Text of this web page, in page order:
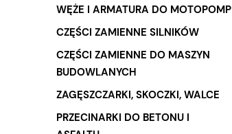
WĘŻE I ARMATURA DO MOTOPOMP
CZĘŚCI ZAMIENNE SILNIKÓW
CZĘŚCI ZAMIENNE DO MASZYN
BUDOWLANYCH
ZAGĘSZCZARKI, SKOCZKI, WALCE
PRZECINARKI DO BETONU I